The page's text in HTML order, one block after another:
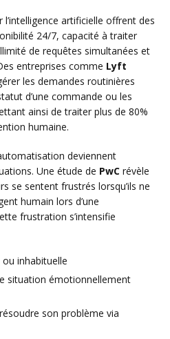
l’intelligence artificielle offrent des
24/7, capacité à traiter
de requêtes simultanées et
entreprises comme Lyft
les demandes routinières
d’une commande ou les
ainsi de traiter plus de 80%
humaine.
deviennent
Une étude de PwC révèle
se sentent frustrés lorsqu’ils ne
humain lors d’une
frustration s’intensifie
inhabituelle
situation émotionnellement
son problème via